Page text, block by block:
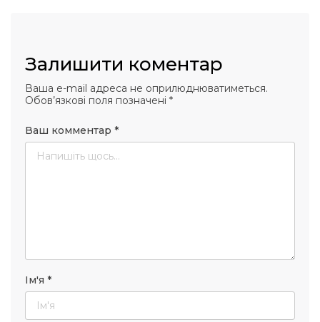
Залишити коментар
Ваша e-mail адреса не оприлюднюватиметься.
Обов’язкові поля позначені *
Ваш комментар *
Ім'я *